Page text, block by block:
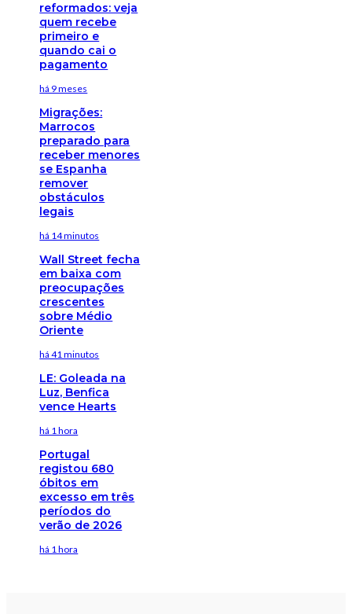
reformados: veja
quem recebe
primeiro e
quando cai o
pagamento
há 9 meses
Migrações:
Marrocos
preparado para
receber menores
se Espanha
remover
obstáculos
legais
há 14 minutos
Wall Street fecha
em baixa com
preocupações
crescentes
sobre Médio
Oriente
há 41 minutos
LE: Goleada na
Luz, Benfica
vence Hearts
há 1 hora
Portugal
registou 680
óbitos em
excesso em três
períodos do
verão de 2026
há 1 hora